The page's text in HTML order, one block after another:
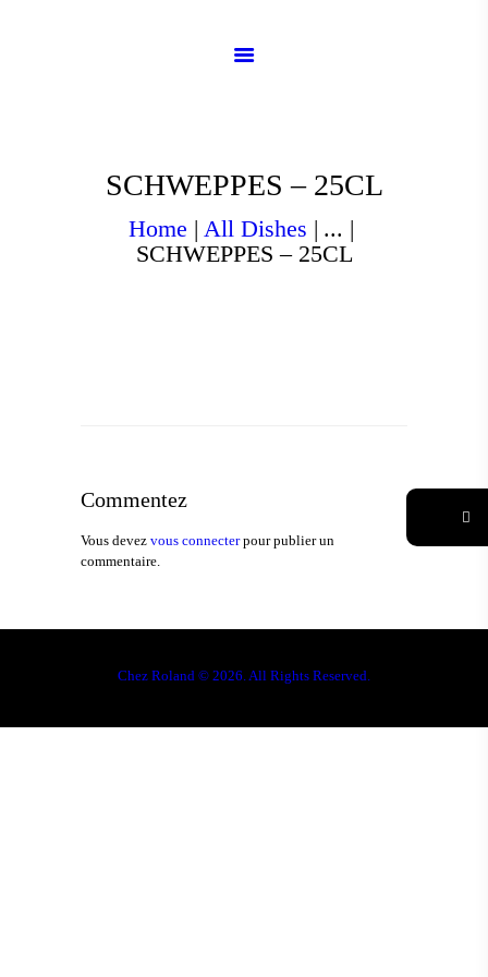
SCHWEPPES – 25CL
Home All Dishes
...
SCHWEPPES – 25CL
GALERIE
CONTACT
Commentez
Vous devez vous connecterpour publier un
commentaire.
Chez Roland © 2026. All Rights Reserved.